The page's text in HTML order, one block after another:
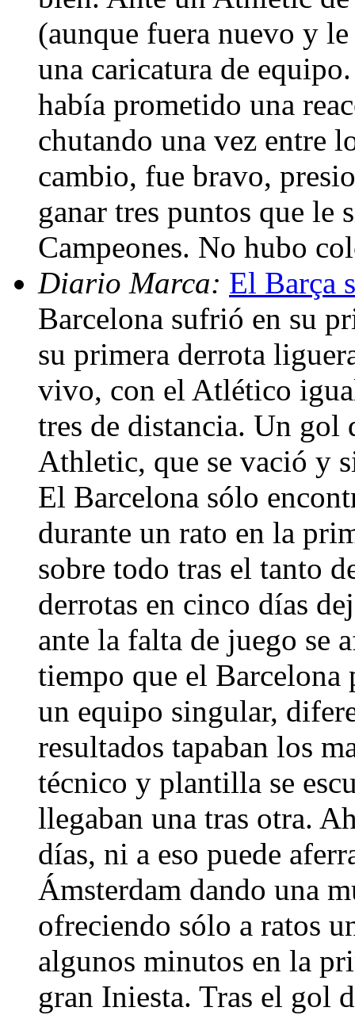
(aunque fuera nuevo y
una caricatura de
había prometido una
chutando una vez entre
cambio, fue bravo,
ganar tres puntos que le
Campeones. No hubo
Diario Marca: El Barça
Barcelona sufrió en su
su primera derrota
vivo, con el Atlético
tres de distancia. Un
Athletic, que se vació y
El Barcelona sólo
durante un rato en la
sobre todo tras el tanto
derrotas en cinco días
ante la falta de juego se
tiempo que el Barcelona
un equipo singular,
resultados tapaban los
técnico y plantilla se
llegaban una tras otra.
días, ni a eso puede
Ámsterdam dando una
ofreciendo sólo a ratos
algunos minutos en la
gran Iniesta. Tras el gol